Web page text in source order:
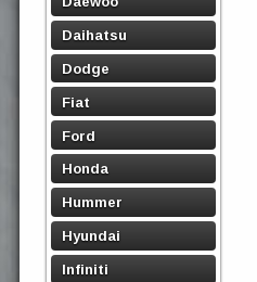
Daihatsu
Dodge
Fiat
Ford
Honda
Hummer
Hyundai
Infiniti